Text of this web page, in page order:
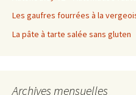
Les gaufres fourrées à la
La pâte à tarte salée sans gluten
Archives mensuelles